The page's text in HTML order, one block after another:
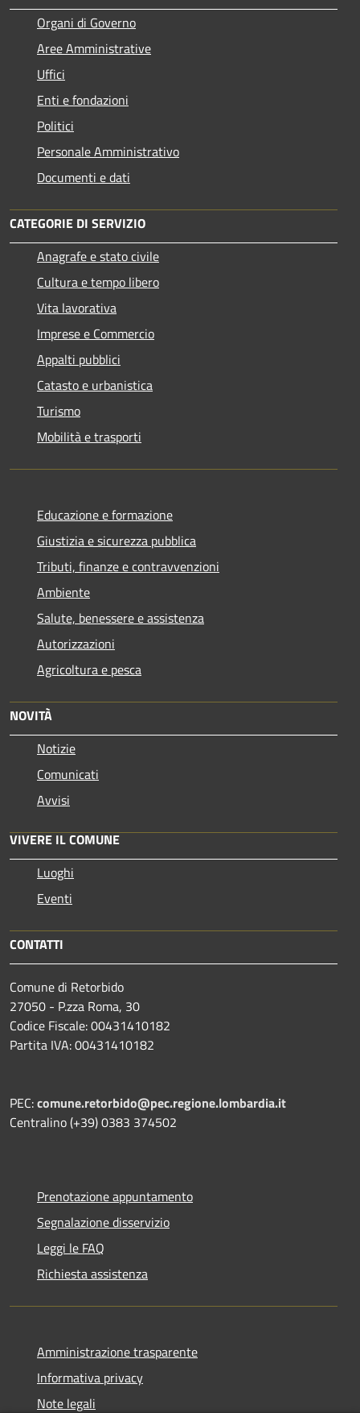
Organi di Governo
Aree Amministrative
Uffici
Enti e fondazioni
Politici
Personale Amministrativo
Documenti e dati
CATEGORIE DI SERVIZIO
Anagrafe e stato civile
Cultura e tempo libero
Vita lavorativa
Imprese e Commercio
Appalti pubblici
Catasto e urbanistica
Turismo
Mobilità e trasporti
Educazione e formazione
Giustizia e sicurezza pubblica
Tributi, finanze e contravvenzioni
Ambiente
Salute, benessere e assistenza
Autorizzazioni
Agricoltura e pesca
NOVITÀ
Notizie
Comunicati
Avvisi
VIVERE IL COMUNE
Luoghi
Eventi
CONTATTI
Comune di Retorbido
27050 - P.zza Roma, 30
Codice Fiscale: 00431410182
Partita IVA: 00431410182
PEC:comune.retorbido@pec.regione.lombardia.it
Centralino (+39) 0383 374502
Prenotazione appuntamento
Segnalazione disservizio
Leggi le FAQ
Richiesta assistenza
Amministrazione trasparente
Informativa privacy
Note legali